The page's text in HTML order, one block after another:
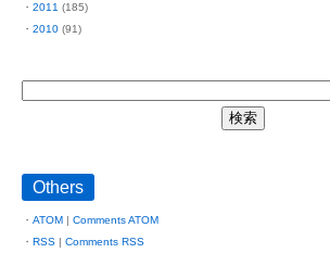
2011 (185)
2010 (91)
Others
ATOM | Comments ATOM
RSS | Comments RSS